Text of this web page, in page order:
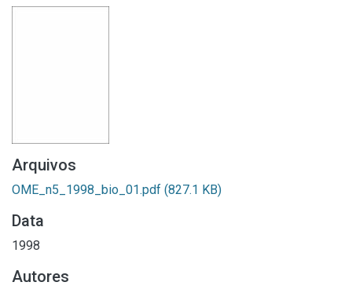
Arquivos
OME_n5_1998_bio_01.pdf (827.1 KB)
Data
1998
Autores